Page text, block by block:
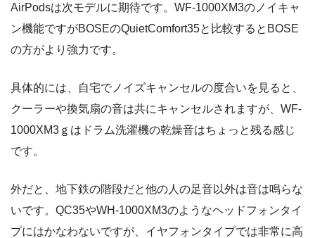
AirPodsは次モデルに期待です。WF-1000XM3のノイキャ
ン機能ですがBOSEのQuietComfort35と比較するとBOSE
の方がより強力です。
具体的には、自宅でノイズキャンセルの度合いを見ると、
クーラーや換気扇の音は共にキャンセルされますが、WF-
1000XM3ｇはドラム洗濯機の乾燥音はちょっと残る感じ
です。
外だと、地下鉄の階段だと他の人の足音以外は音は鳴らな
いです。QC35やWH-1000XM3のようなヘッドフォンタイ
プにはかなわないですが、イヤフォンタイプでは非常に高